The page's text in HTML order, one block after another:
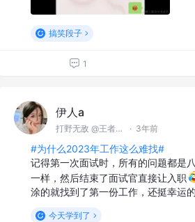
搞笑段子
1
伊人a
打野无敌 @王者峡谷 · 3年前
#为什么2023年工作这么难找#
记得第一次面试时，所有的问题都是
一样，然后结束了面试官直接让入职
涂的就找到了第一份工作，还挺幸运的
今天学到了